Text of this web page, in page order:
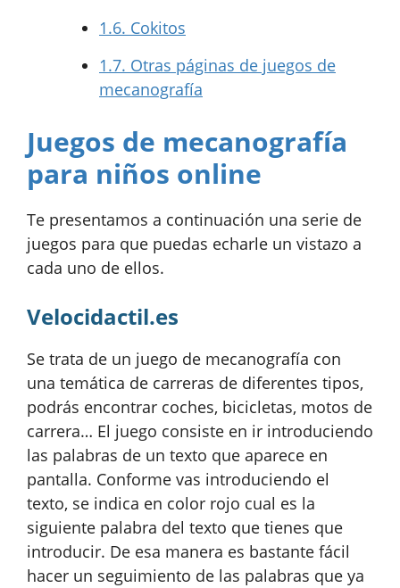
1.6. Cokitos
1.7. Otras páginas de juegos de
mecanografía
Juegos de mecanografía
para niños online
Te presentamos a continuación una serie de
juegos para que puedas echarle un vistazo a
cada uno de ellos.
Velocidactil.es
Se trata de un juego de mecanografía con
una temática de carreras de diferentes tipos,
podrás encontrar coches, bicicletas, motos de
carrera… El juego consiste en ir introduciendo
las palabras de un texto que aparece en
pantalla. Conforme vas introduciendo el
texto, se indica en color rojo cual es la
siguiente palabra del texto que tienes que
introducir. De esa manera es bastante fácil
hacer un seguimiento de las palabras que ya